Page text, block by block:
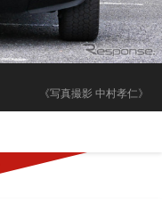
《写真撮影 中村孝仁》